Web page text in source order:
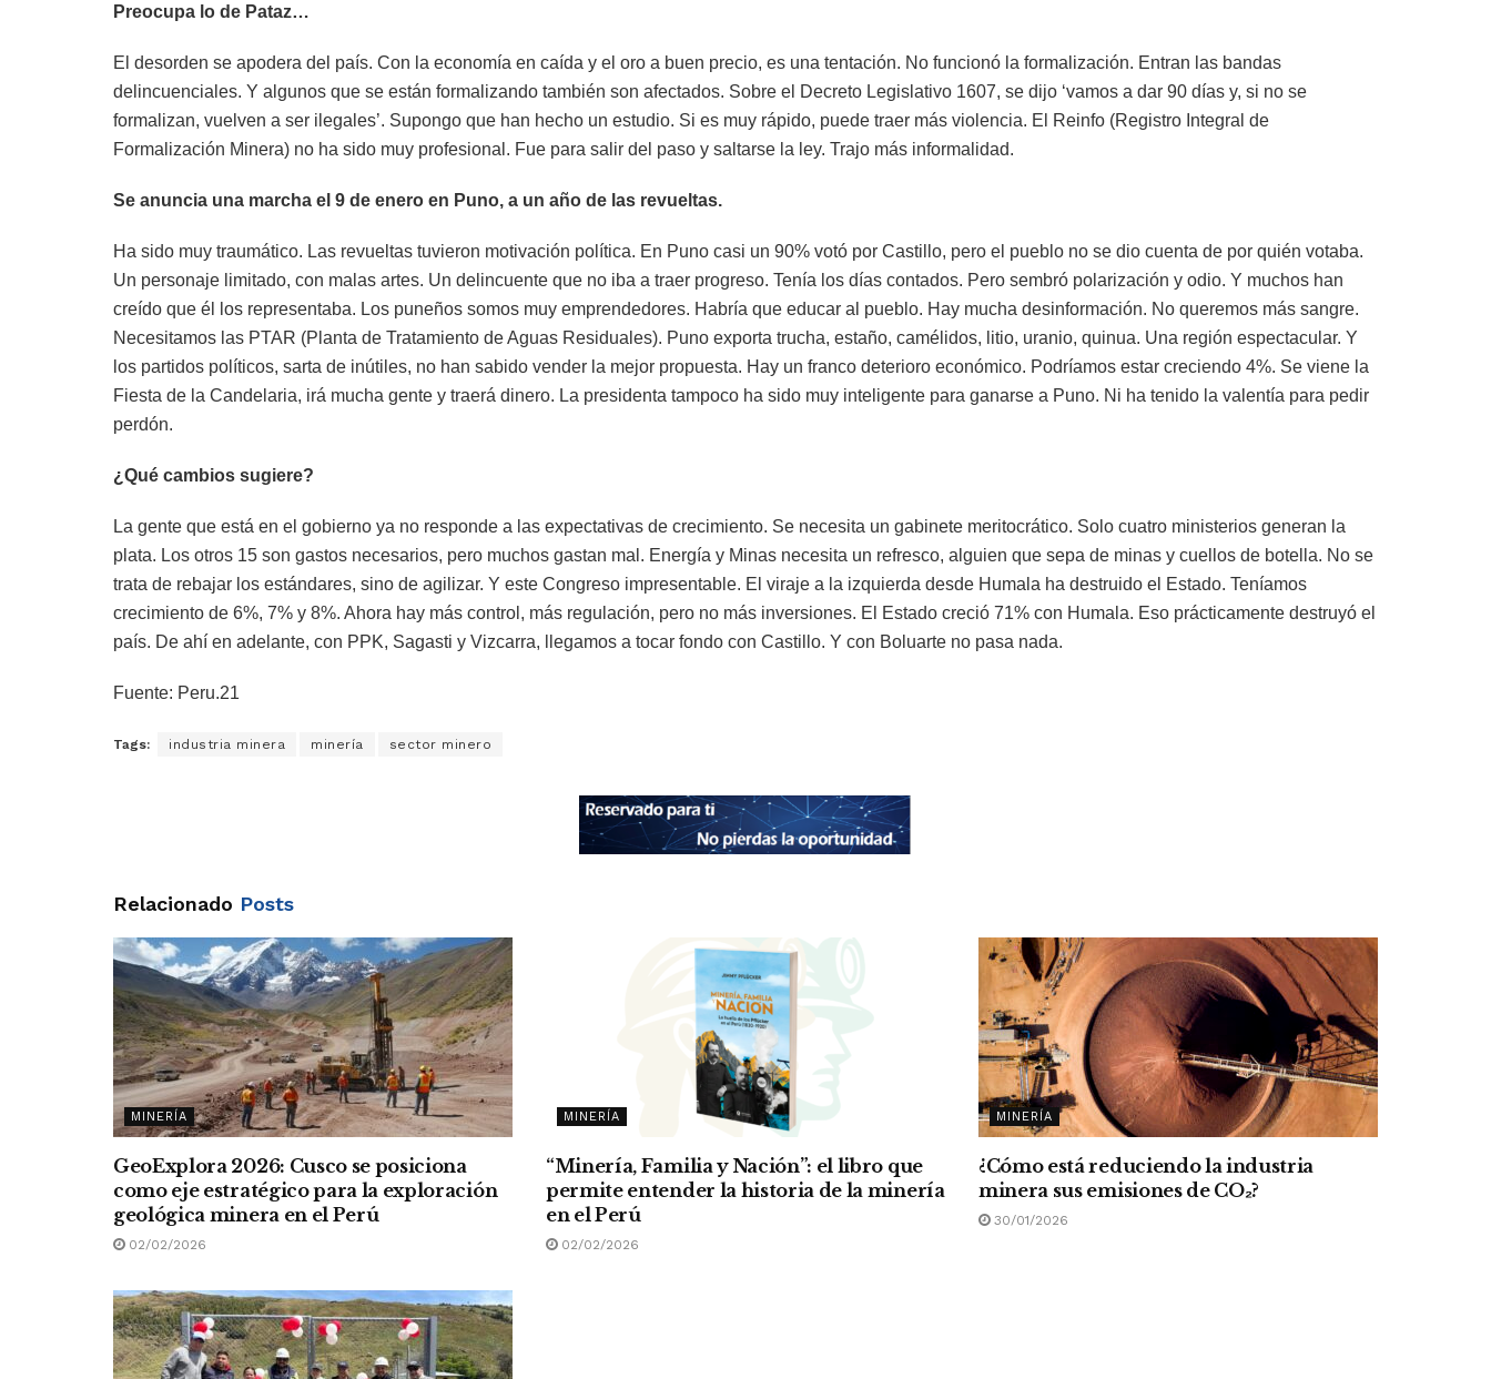
Preocupa lo de Pataz…
El desorden se apodera del país. Con la economía en caída y el oro a buen precio, es una tentación. No funcionó la formalización. Entran las bandas
delincuenciales. Y algunos que se están formalizando también son afectados. Sobre el Decreto Legislativo 1607, se dijo ‘vamos a dar 90 días y, si no se
formalizan, vuelven a ser ilegales’. Supongo que han hecho un estudio. Si es muy rápido, puede traer más violencia. El Reinfo (Registro Integral de
Formalización Minera) no ha sido muy profesional. Fue para salir del paso y saltarse la ley. Trajo más informalidad.
Se anuncia una marcha el 9 de enero en Puno, a un año de las revueltas.
Ha sido muy traumático. Las revueltas tuvieron motivación política. En Puno casi un 90% votó por Castillo, pero el pueblo no se dio cuenta de por quién votaba.
Un personaje limitado, con malas artes. Un delincuente que no iba a traer progreso. Tenía los días contados. Pero sembró polarización y odio. Y muchos han
creído que él los representaba. Los puneños somos muy emprendedores. Habría que educar al pueblo. Hay mucha desinformación. No queremos más sangre.
Necesitamos las PTAR (Planta de Tratamiento de Aguas Residuales). Puno exporta trucha, estaño, camélidos, litio, uranio, quinua. Una región espectacular. Y
los partidos políticos, sarta de inútiles, no han sabido vender la mejor propuesta. Hay un franco deterioro económico. Podríamos estar creciendo 4%. Se viene la
Fiesta de la Candelaria, irá mucha gente y traerá dinero. La presidenta tampoco ha sido muy inteligente para ganarse a Puno. Ni ha tenido la valentía para pedir
perdón.
¿Qué cambios sugiere?
La gente que está en el gobierno ya no responde a las expectativas de crecimiento. Se necesita un gabinete meritocrático. Solo cuatro ministerios generan la
plata. Los otros 15 son gastos necesarios, pero muchos gastan mal. Energía y Minas necesita un refresco, alguien que sepa de minas y cuellos de botella. No se
trata de rebajar los estándares, sino de agilizar. Y este Congreso impresentable. El viraje a la izquierda desde Humala ha destruido el Estado. Teníamos
crecimiento de 6%, 7% y 8%. Ahora hay más control, más regulación, pero no más inversiones. El Estado creció 71% con Humala. Eso prácticamente destruyó el
país. De ahí en adelante, con PPK, Sagasti y Vizcarra, llegamos a tocar fondo con Castillo. Y con Boluarte no pasa nada.
Fuente: Peru.21
Tags: industria minera minería sector minero
Relacionado Posts
MINERÍA
GeoExplora 2026: Cusco se posiciona
como eje estratégico para la exploración
geológica minera en el Perú
02/02/2026
MINERÍA
“Minería, Familia y Nación”: el libro que
permite entender la historia de la minería
en el Perú
02/02/2026
MINERÍA
¿Cómo está reduciendo la industria
minera sus emisiones de CO₂?
30/01/2026